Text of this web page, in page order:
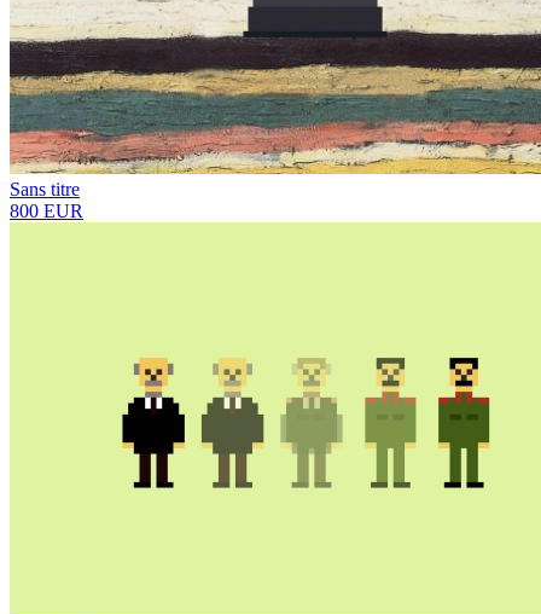
Sans titre
800 EUR